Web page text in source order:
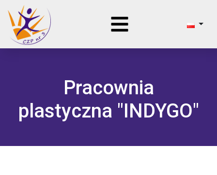
Pracownia
plastyczna "INDYGO"